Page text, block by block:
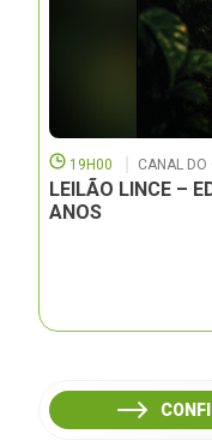
19H00 CANAL DO
LEILÃO LINCE –
ANOS